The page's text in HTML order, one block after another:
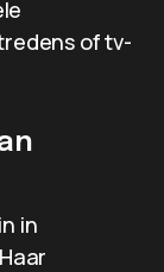
of tv-
in